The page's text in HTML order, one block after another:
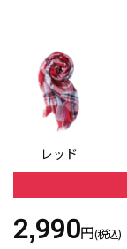
レッド
2,990円(税込)